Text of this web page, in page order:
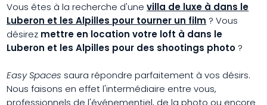
Vous êtes à la recherche d'unevilla de luxe à dans le
Luberon et les Alpilles pour tourner un film ? Vous
désirez mettre en location votre loft à dans le
Luberon et les Alpilles pour des shootings photo ?
Easy Spaces saura répondre parfaitement à vos désirs.
Nous faisons en effet l'intermédiaire entre vous,
professionnels de l'événementiel, de la photo ou encore